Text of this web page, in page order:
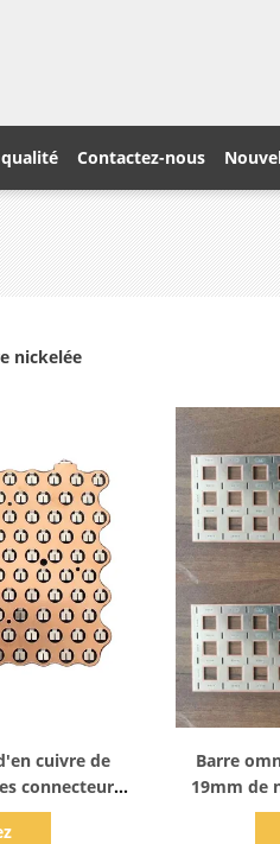
Contactez-nous
nickelée
cuivre de
connecteurs
Barre
19mm de
pour